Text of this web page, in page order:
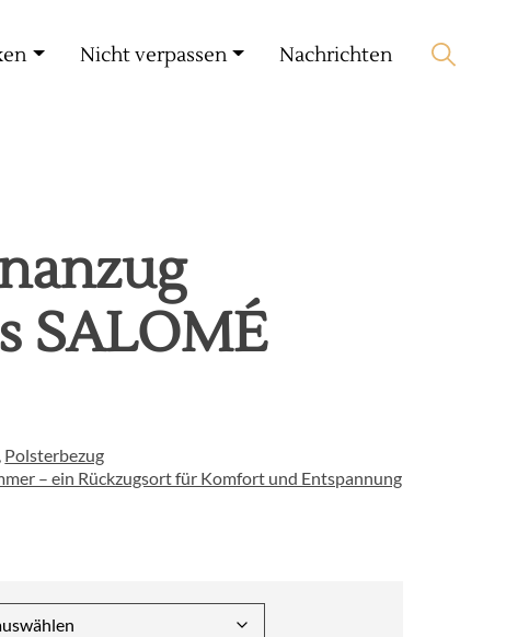
Nicht verpassen Nachrichten
SALOMÉ
, Polsterbezug
– ein Rückzugsort für Komfort und Entspannung